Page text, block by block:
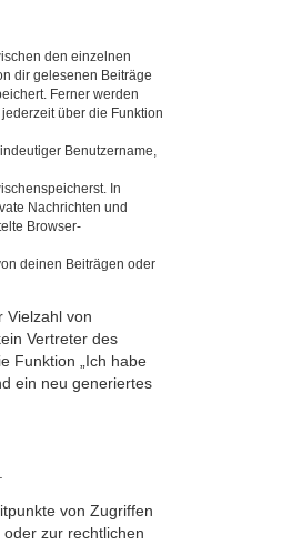
den einzelnen
dir gelesenen Beiträge
Ferner werden
über die Funktion
Benutzername,
In
Nachrichten und
Browser-
deinen Beiträgen oder
Vielzahl von
Vertreter des
Funktion „Ich habe
ein neu generiertes
von Zugriffen
zur rechtlichen